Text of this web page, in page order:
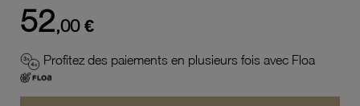
52,00 €
Profitez des paiements en plusieurs fois avec Floa